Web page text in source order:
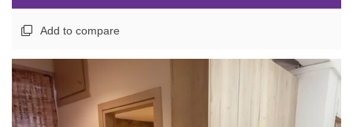
Add to compare